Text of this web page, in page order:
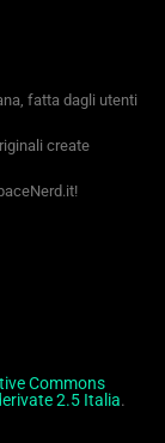
fatta dagli utenti
create
Commons
2.5 Italia.